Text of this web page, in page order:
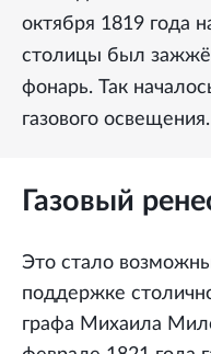
октября 1819 года
столицы был
фонарь. Так
газового освещения.
Газовый
Это стало
поддержке
графа Михаила